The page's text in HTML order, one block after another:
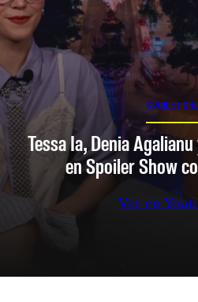
SPOILER
Tessa Ia, Denia
en Spoiler Show
Ver en